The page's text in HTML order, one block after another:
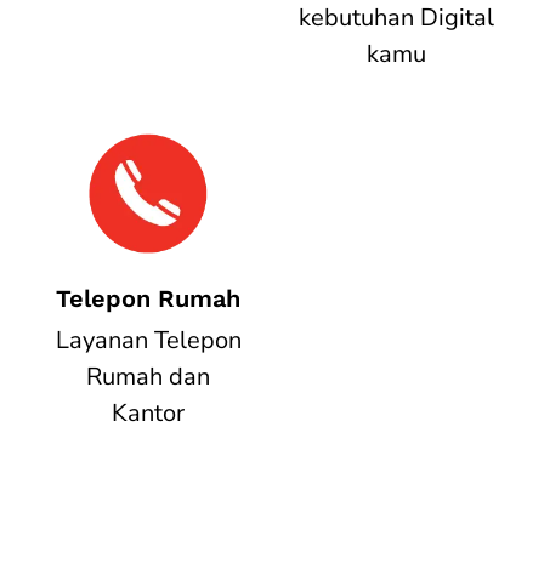
kebutuhan Digital
kamu
Telepon Rumah
Layanan Telepon
Rumah dan
Kantor